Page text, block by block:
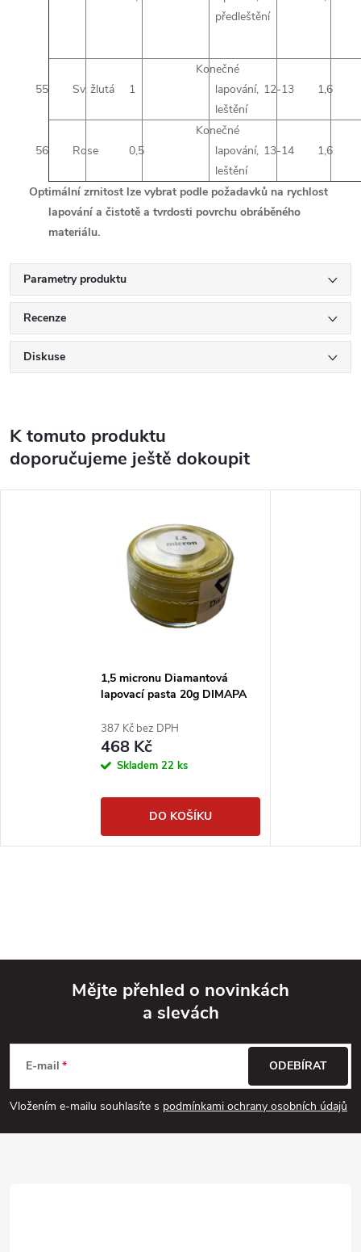
předleštění
55 Sv. žlutá 1
Konečné
lapování,
leštění
12-13 1,6
56 Rose 0,5
Konečné
lapování,
leštění
13-14 1,6
Optimální zrnitost lze vybrat podle požadavků na rychlost
lapování a čistotě a tvrdosti povrchu obráběného
materiálu.
Parametry produktu
Recenze
Diskuse
K tomuto produktu
doporučujeme ještě dokoupit
1,5 micronu Diamantová
lapovací pasta 20g DIMAPA
387 Kč bez DPH
468 Kč
Skladem 22 ks
DO KOŠÍKU
p
a
Mějte přehled o novinkách
a slevách
E-mail
Vložením e-mailu souhlasíte s podmínkami ochrany osobních údajů
ODEBÍRAT